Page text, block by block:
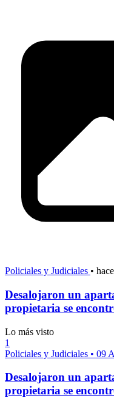
Policiales y Judiciales •
Desalojaron un
propietaria se
Lo más visto
1
Policiales y Judiciales • 09
Desalojaron un
propietaria se